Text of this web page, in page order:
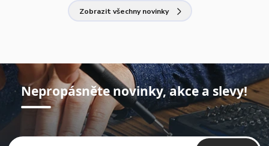
Zobrazit všechny novinky
Nepropásněte novinky, akce a slevy!